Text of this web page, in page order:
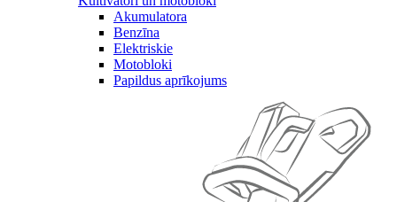
Akumulatora
Benzīna
Elektriskie
Motobloki
Papildus aprīkojums